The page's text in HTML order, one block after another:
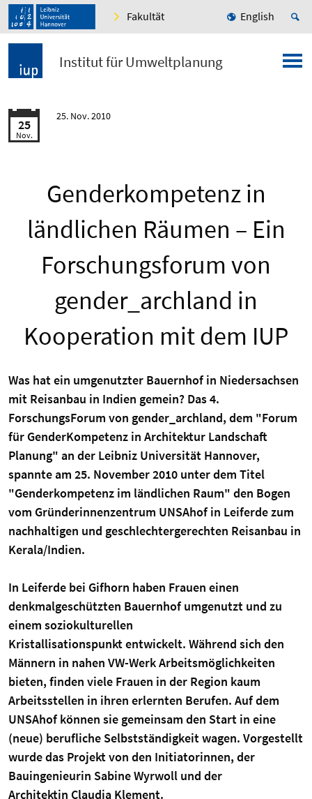
Fakultät English
Institut für Umweltplanung
25
Nov.
25. Nov. 2010
Genderkompetenz in
ländlichen Räumen – Ein
Forschungsforum von
gender_archland in
Kooperation mit dem IUP
Was hat ein umgenutzter Bauernhof in Niedersachsen
mit Reisanbau in Indien gemein? Das 4.
ForschungsForum von gender_archland, dem "Forum
für GenderKompetenz in Architektur Landschaft
Planung" an der Leibniz Universität Hannover,
spannte am 25. November 2010 unter dem Titel
"Genderkompetenz im ländlichen Raum" den Bogen
vom Gründerinnenzentrum UNSAhof in Leiferde zum
nachhaltigen und geschlechtergerechten Reisanbau in
Kerala/Indien.
In Leiferde bei Gifhorn haben Frauen einen
denkmalgeschützten Bauernhof umgenutzt und zu
einem soziokulturellen
Kristallisationspunkt entwickelt. Während sich den
Männern in nahen VW-Werk Arbeitsmöglichkeiten
bieten, finden viele Frauen in der Region kaum
Arbeitsstellen in ihren erlernten Berufen. Auf dem
UNSAhof können sie gemeinsam den Start in eine
(neue) berufliche Selbstständigkeit wagen. Vorgestellt
wurde das Projekt von den Initiatorinnen, der
Bauingenieurin Sabine Wyrwoll und der
Architektin Claudia Klement.